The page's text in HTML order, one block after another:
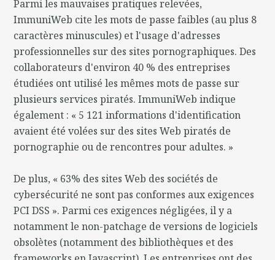
Parmi les mauvaises pratiques relevées,
ImmuniWeb cite les mots de passe faibles (au plus 8
caractères minuscules) et l'usage d'adresses
professionnelles sur des sites pornographiques. Des
collaborateurs d'environ 40 % des entreprises
étudiées ont utilisé les mêmes mots de passe sur
plusieurs services piratés. ImmuniWeb indique
également : « 5 121 informations d'identification
avaient été volées sur des sites Web piratés de
pornographie ou de rencontres pour adultes. »
De plus, « 63% des sites Web des sociétés de
cybersécurité ne sont pas conformes aux exigences
PCI DSS ». Parmi ces exigences négligées, il y a
notamment le non-patchage de versions de logiciels
obsolètes (notamment des bibliothèques et des